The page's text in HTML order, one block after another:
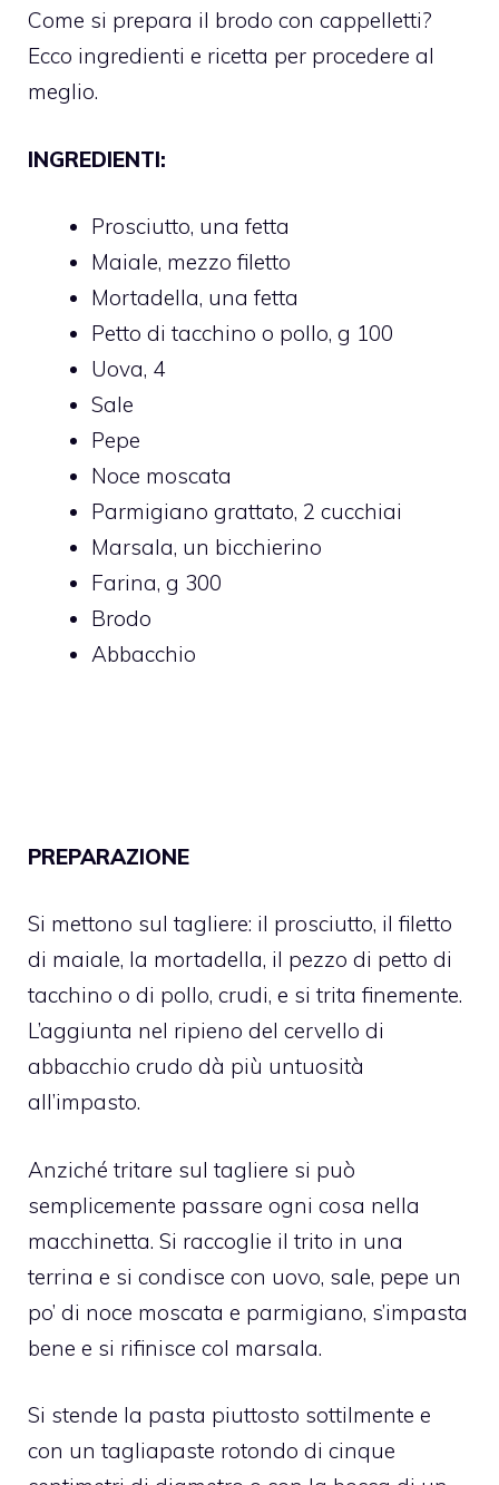
Come si prepara il brodo con cappelletti?
Ecco ingredienti e ricetta per procedere al
meglio.
INGREDIENTI:
Prosciutto, una fetta
Maiale, mezzo filetto
Mortadella, una fetta
Petto di tacchino o pollo, g 100
Uova, 4
Sale
Pepe
Noce moscata
Parmigiano grattato, 2 cucchiai
Marsala, un bicchierino
Farina, g 300
Brodo
Abbacchio
PREPARAZIONE
Si mettono sul tagliere: il prosciutto, il filetto
di maiale, la mortadella, il pezzo di petto di
tacchino o di pollo, crudi, e si trita finemente.
L’aggiunta nel ripieno del cervello di
abbacchio crudo dà più untuosità
all’impasto.
Anziché tritare sul tagliere si può
semplicemente passare ogni cosa nella
macchinetta. Si raccoglie il trito in una
terrina e si condisce con uovo, sale, pepe un
po’ di noce moscata e parmigiano, s’impasta
bene e si rifinisce col marsala.
Si stende la pasta piuttosto sottilmente e
con un tagliapaste rotondo di cinque